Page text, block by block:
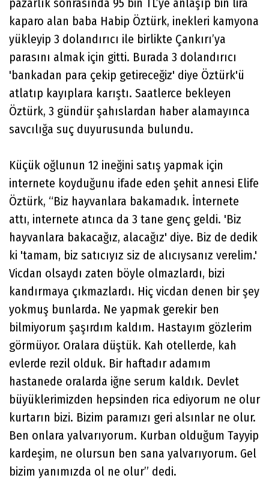
pazarlık sonrasında 95 bin TL’ye anlaşıp bin lira
kaparo alan baba Habip Öztürk, inekleri kamyona
yükleyip 3 dolandırıcı ile birlikte Çankırı’ya
parasını almak için gitti. Burada 3 dolandırıcı
'bankadan para çekip getireceğiz' diye Öztürk'ü
atlatıp kayıplara karıştı. Saatlerce bekleyen
Öztürk, 3 gündür şahıslardan haber alamayınca
savcılığa suç duyurusunda bulundu.
Küçük oğlunun 12 ineğini satış yapmak için
internete koyduğunu ifade eden şehit annesi Elife
Öztürk, “Biz hayvanlara bakamadık. İnternete
attı, internete atınca da 3 tane genç geldi. 'Biz
hayvanlara bakacağız, alacağız' diye. Biz de dedik
ki 'tamam, biz satıcıyız siz de alıcıysanız verelim.'
Vicdan olsaydı zaten böyle olmazlardı, bizi
kandırmaya çıkmazlardı. Hiç vicdan denen bir şey
yokmuş bunlarda. Ne yapmak gerekir ben
bilmiyorum şaşırdım kaldım. Hastayım gözlerim
görmüyor. Oralara düştük. Kah otellerde, kah
evlerde rezil olduk. Bir haftadır adamım
hastanede oralarda iğne serum kaldık. Devlet
büyüklerimizden hepsinden rica ediyorum ne olur
kurtarın bizi. Bizim paramızı geri alsınlar ne olur.
Ben onlara yalvarıyorum. Kurban olduğum Tayyip
kardeşim, ne olursun ben sana yalvarıyorum. Gel
bizim yanımızda ol ne olur” dedi.